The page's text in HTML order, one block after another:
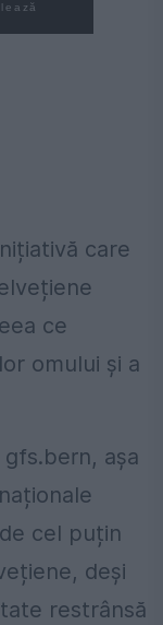
care
ce
omului și a
aşa
cel puțin
deși
restrânsă